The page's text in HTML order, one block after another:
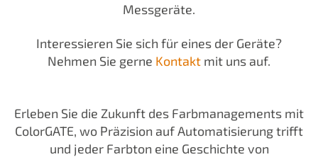
Messgeräte.
Interessieren Sie sich für eines der Geräte?
Nehmen Sie gerne Kontakt mit uns auf.
Erleben Sie die Zukunft des Farbmanagements mit
ColorGATE, wo Präzision auf Automatisierung trifft
und jeder Farbton eine Geschichte von